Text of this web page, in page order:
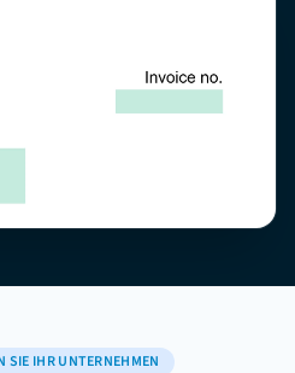
SIE IHR UNTERNEHMEN